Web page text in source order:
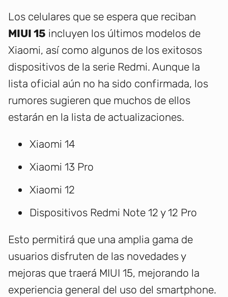
Los celulares que se espera que reciban
MIUI 15 incluyen los últimos modelos de
Xiaomi, así como algunos de los exitosos
dispositivos de la serie Redmi. Aunque la
lista oficial aún no ha sido confirmada, los
rumores sugieren que muchos de ellos
estarán en la lista de actualizaciones.
Xiaomi 14
Xiaomi 13 Pro
Xiaomi 12
Dispositivos Redmi Note 12 y 12 Pro
Esto permitirá que una amplia gama de
usuarios disfruten de las novedades y
mejoras que traerá MIUI 15, mejorando la
experiencia general del uso del smartphone.